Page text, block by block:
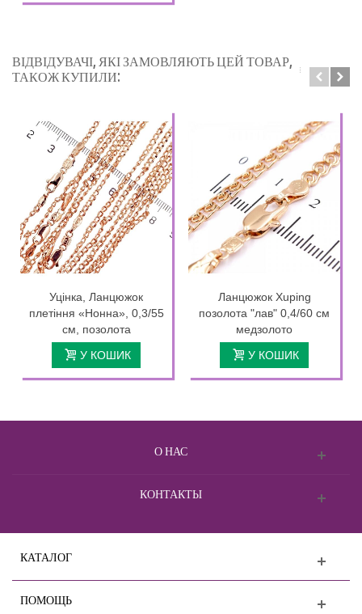
ВІДВІДУВАЧІ, ЯКІ ЗАМОВЛЯЮТЬ ЦЕЙ ТОВАР,
ТАКОЖ КУПИЛИ:
Уцінка, Ланцюжок
плетіння «Нонна», 0,3/55
см, позолота
У КОШИК
Ланцюжок Xuping
позолота "лав" 0,4/60 см
медзолото
У КОШИК
О НАС
КОНТАКТЫ
КАТАЛОГ
ПОМОЩЬ